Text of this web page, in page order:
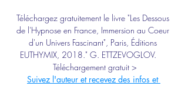
Téléchargez gratuitement le livre "Les Dessous
de l'Hypnose en France, Immersion au Coeur
d'un Univers Fascinant", Paris, Éditions
EUTHYMIX, 2018." G. ETTZEVOGLOV.​
Téléchargement gratuit >
Suivez l'auteur et recevez des infos et